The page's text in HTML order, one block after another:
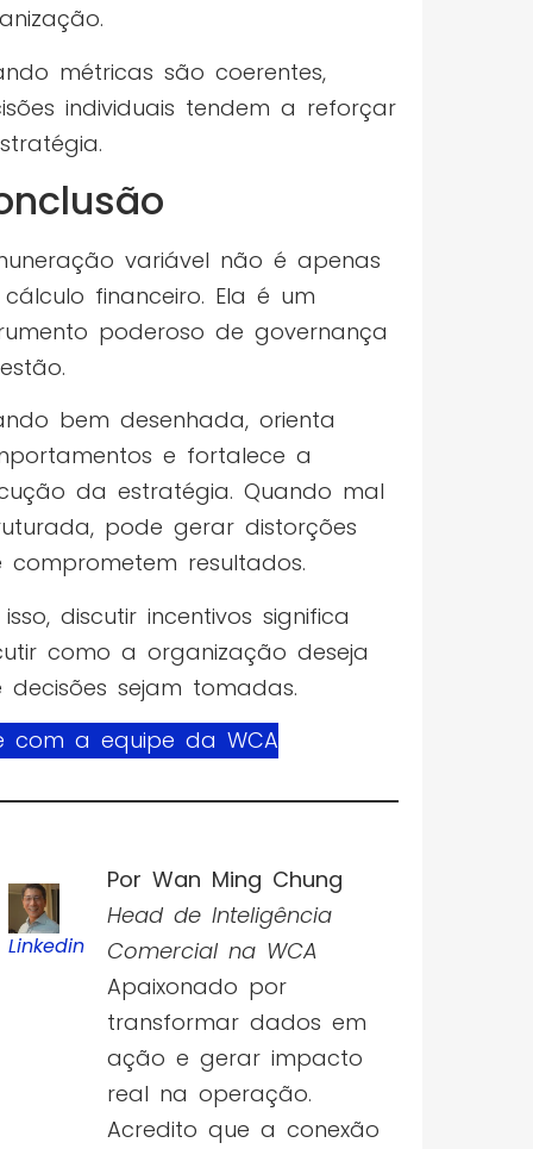
métricas são coerentes,
individuais tendem a reforçar
variável não é apenas
financeiro. Ela é um
poderoso de governança
bem desenhada, orienta
e fortalece a
da estratégia. Quando mal
pode gerar distorções
comprometem resultados.
discutir incentivos significa
como a organização deseja
decisões sejam tomadas.
com a equipe da WCA
Linkedin
Por Wan Ming Chung
Head de Inteligência
Comercial na WCA
Apaixonado por
transformar dados em
ação e gerar impacto
real na operação.
Acredito que a conexão